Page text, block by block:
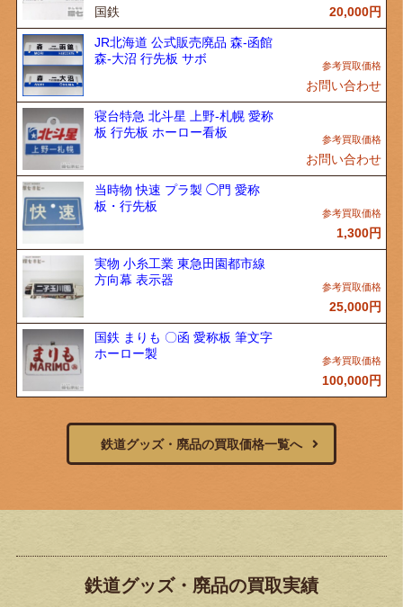
国鉄 20,000円
JR北海道 公式販売廃品 森-函館
森-大沼 行先板 サボ
お問い合わせ
寝台特急 北斗星 上野-札幌 愛称
板 行先板 ホーロー看板
お問い合わせ
当時物 快速 プラ製 ◯門 愛称
板・行先板
1,300円
実物 小糸工業 東急田園都市線
方向幕 表示器
25,000円
国鉄 まりも 〇函 愛称板 筆文字
ホーロー製
100,000円
鉄道グッズ・廃品の買取価格一覧へ
鉄道グッズ・廃品の買取実績